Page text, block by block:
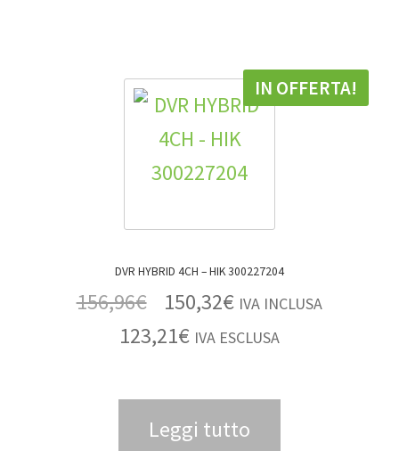
DVR HYBRID 4CH – HIK 300227204
IN OFFERTA!
156,96€ 150,32€ IVA INCLUSA
123,21€ IVA ESCLUSA
Leggi tutto